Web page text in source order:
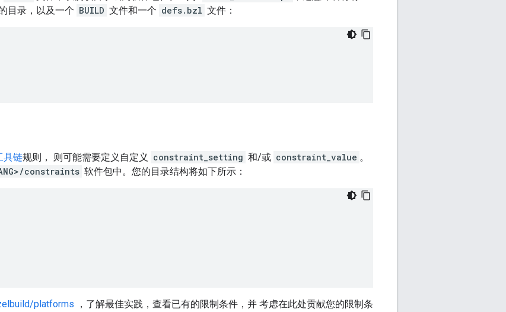
目录，以及一个 BUILD 文件和一个 defs.bzl 文件：
具链规则， 则可能需要定义自定义 constraint_setting 和/或 constraint_value 。
constraints 软件包中。您的目录结构将如下所示：
platforms ，了解最佳实践，查看已有的限制条件，并 考虑在此处贡献您的限制条